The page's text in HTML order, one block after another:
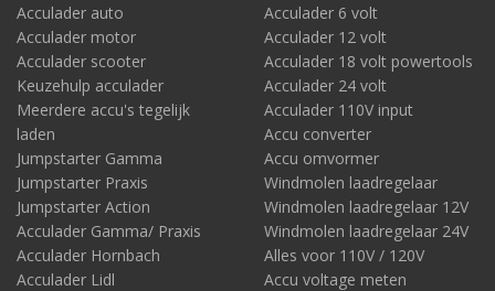
Acculader auto
Acculader motor
Acculader scooter
Keuzehulp acculader
Meerdere accu's tegelijk
laden
Jumpstarter Gamma
Jumpstarter Praxis
Jumpstarter Action
Acculader Gamma/ Praxis
Acculader Hornbach
Acculader Lidl
Acculader 6 volt
Acculader 12 volt
Acculader 18 volt powertools
Acculader 24 volt
Acculader 110V input
Accu converter
Accu omvormer
Windmolen laadregelaar
Windmolen laadregelaar 12V
Windmolen laadregelaar 24V
Alles voor 110V / 120V
Accu voltage meten